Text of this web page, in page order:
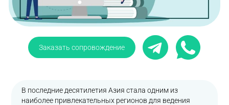
Заказать сопровождение
В последние десятилетия Азия стала одним из
наиболее привлекательных регионов для ведения